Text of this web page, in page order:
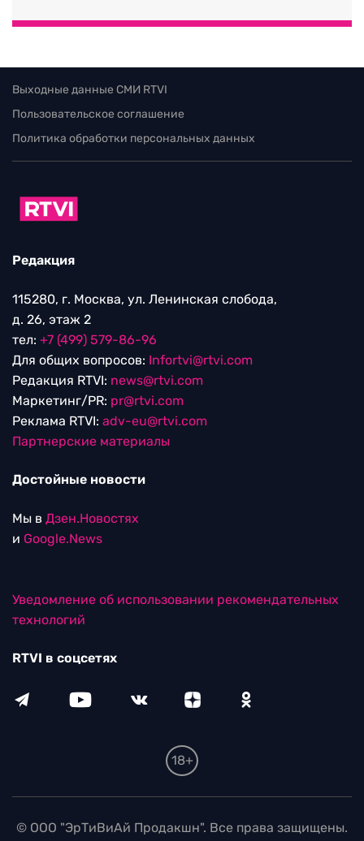
Выходные данные СМИ RTVI
Пользовательское соглашение
Политика обработки персональных данных
Редакция
115280, г. Москва, ул. Ленинская слобода,
д. 26, этаж 2
тел: +7 (499) 579-86-96
Для общих вопросов: Infortvi@rtvi.com
Редакция RTVI: news@rtvi.com
Маркетинг/PR: pr@rtvi.com
Реклама RTVI: adv-eu@rtvi.com
Партнерские материалы
Достойные новости
Мы в Дзен.Новостях
и Google.News
Уведомление об использовании рекомендательных
технологий
RTVI в соцсетях
18+
© ООО "ЭрТиВиАй Продакшн". Все права защищены.